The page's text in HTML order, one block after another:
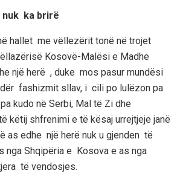
ka brirë
hallet me vëllezërit tonë në trojet
Kosovë-Malësi e Madhe
një herë , duke mos pasur mundësi
fashizmit sllav, i cili po lulëzon pa
kudo në Serbi, Mal të Zi dhe
këtij shfrenimi e të kësaj urrejtjeje janë
as edhe një herë nuk u gjenden të
nga Shqipëria e Kosova e as nga
të vendosjes.